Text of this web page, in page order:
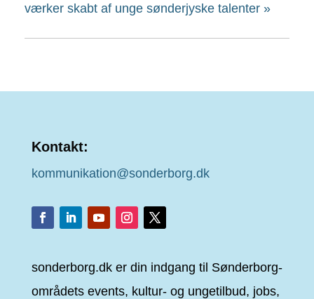
værker skabt af unge sønderjyske talenter »
Kontakt:
kommunikation@sonderborg.dk
sonderborg.dk er din indgang til Sønderborg-
områdets events, kultur- og ungetilbud, jobs,